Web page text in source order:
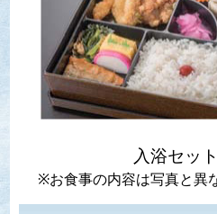
入浴セッ
※お食事の内容は写真と異